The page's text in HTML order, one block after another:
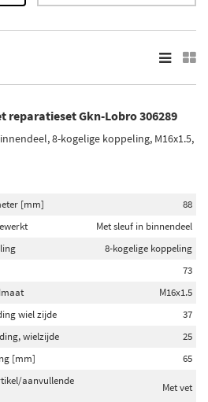
reparatieset Gkn-Lobro 306289
8-kogelige koppeling, M16x1.5,
[mm]
88
Met sleuf in binnendeel
8-kogelige koppeling
73
M16x1.5
wiel zijde
37
wielzijde
25
[mm]
65
aanvullende
Met vet